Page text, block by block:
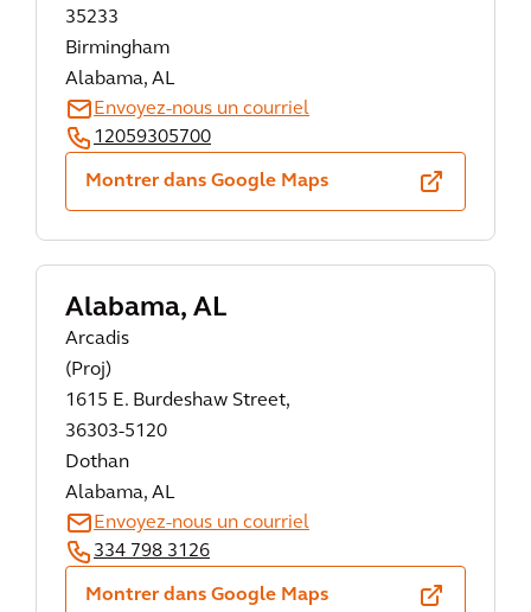
35233
Birmingham
Alabama, AL
Envoyez-nous un courriel
12059305700
Montrer dans Google Maps
Alabama, AL
Arcadis
(Proj)
1615 E. Burdeshaw Street,
36303-5120
Dothan
Alabama, AL
Envoyez-nous un courriel
334 798 3126
Montrer dans Google Maps